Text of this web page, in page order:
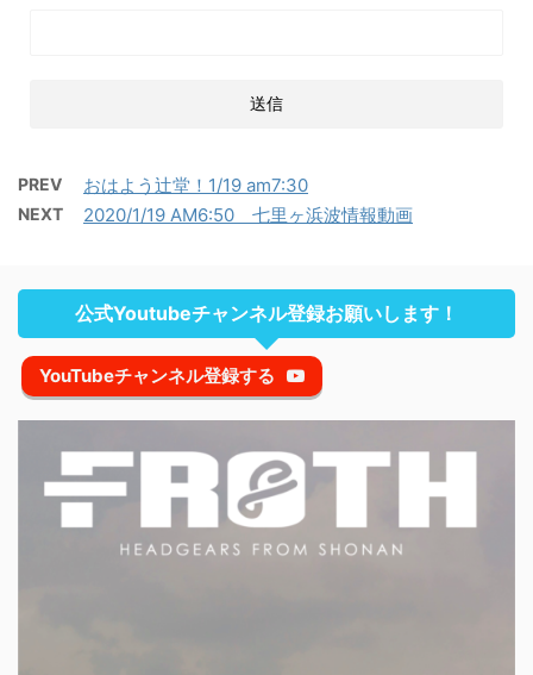
PREV おはよう辻堂！1/19 am7:30
NEXT 2020/1/19 AM6:50 七里ヶ浜波情報動画
公式Youtubeチャンネル登録お願いします！
YouTubeチャンネル登録する